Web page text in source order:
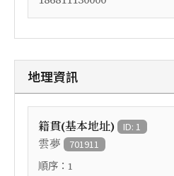
地理資訊
籍貫(基本地址) ID: 1
雲夢 701911
順序： 1